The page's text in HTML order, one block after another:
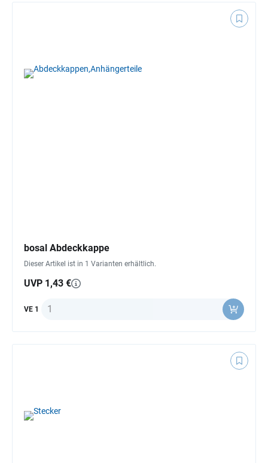
bosal Abdeckkappe
Dieser Artikel ist in 1 Varianten erhältlich.
UVP 1,43 €
VE 1 Anzahl